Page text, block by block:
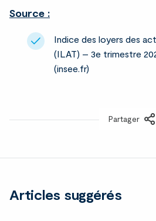
Source :
Indice des loyers des
(ILAT) – 3e trimestre
(insee.fr)
Partager
Articles suggérés